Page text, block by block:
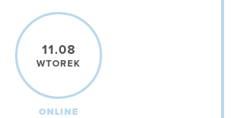
11.08
WTOREK
ONLINE